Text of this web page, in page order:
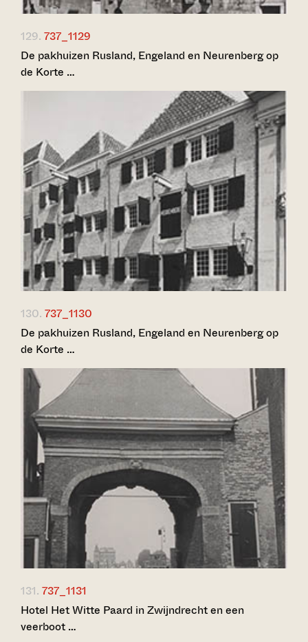
129. 737_1129
De pakhuizen Rusland, Engeland en Neurenberg op
de Korte …
130. 737_1130
De pakhuizen Rusland, Engeland en Neurenberg op
de Korte …
131. 737_1131
Hotel Het Witte Paard in Zwijndrecht en een
veerboot …